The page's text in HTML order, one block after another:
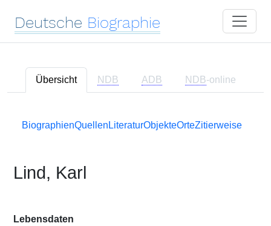
Deutsche Biographie
Übersicht NDB ADB NDB-online
BiographienQuellen LiteraturObjekteOrteZitierweise
Lind, Karl
Lebensdaten